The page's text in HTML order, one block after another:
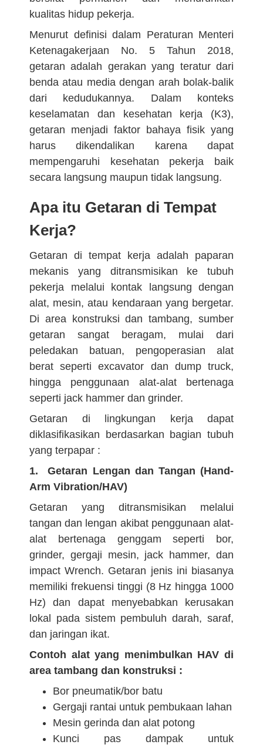
kualitas hidup pekerja.
Menurut definisi dalam Peraturan Menteri
Ketenagakerjaan No. 5 Tahun 2018,
getaran adalah gerakan yang teratur dari
benda atau media dengan arah bolak-balik
dari kedudukannya. Dalam konteks
keselamatan dan kesehatan kerja (K3),
getaran menjadi faktor bahaya fisik yang
harus dikendalikan karena dapat
mempengaruhi kesehatan pekerja baik
secara langsung maupun tidak langsung.
Apa itu Getaran di Tempat
Kerja?
Getaran di tempat kerja adalah paparan
mekanis yang ditransmisikan ke tubuh
pekerja melalui kontak langsung dengan
alat, mesin, atau kendaraan yang bergetar.
Di area konstruksi dan tambang, sumber
getaran sangat beragam, mulai dari
peledakan batuan, pengoperasian alat
berat seperti excavator dan dump truck,
hingga penggunaan alat-alat bertenaga
seperti jack hammer dan grinder.
Getaran di lingkungan kerja dapat
diklasifikasikan berdasarkan bagian tubuh
yang terpapar :
1. Getaran Lengan dan Tangan (Hand-
Arm Vibration/HAV)
Getaran yang ditransmisikan melalui
tangan dan lengan akibat penggunaan alat-
alat bertenaga genggam seperti bor,
grinder, gergaji mesin, jack hammer, dan
impact Wrench. Getaran jenis ini biasanya
memiliki frekuensi tinggi (8 Hz hingga 1000
Hz) dan dapat menyebabkan kerusakan
lokal pada sistem pembuluh darah, saraf,
dan jaringan ikat.
Contoh alat yang menimbulkan HAV di
area tambang dan konstruksi :
Bor pneumatik/bor batu
Gergaji rantai untuk pembukaan lahan
Mesin gerinda dan alat potong
Kunci pas dampak untuk